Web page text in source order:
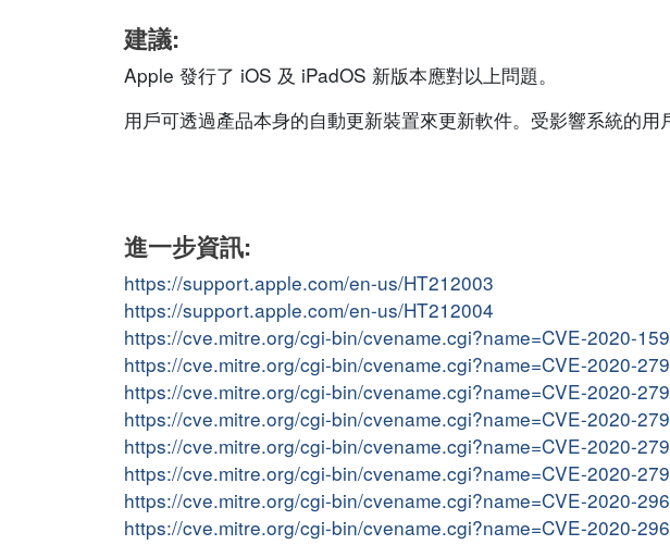
建議:
Apple 發行了 iOS 及 iPadOS 新版本應對以上問題。
用戶可透過產品本身的自動更新裝置來更新軟件。受影響系統的
進一步資訊:
https://support.apple.com/en-us/HT212003
https://support.apple.com/en-us/HT212004
https://cve.mitre.org/cgi-bin/cvename.cgi?name=CVE-2020-
https://cve.mitre.org/cgi-bin/cvename.cgi?name=CVE-2020-
https://cve.mitre.org/cgi-bin/cvename.cgi?name=CVE-2020-
https://cve.mitre.org/cgi-bin/cvename.cgi?name=CVE-2020-
https://cve.mitre.org/cgi-bin/cvename.cgi?name=CVE-2020-
https://cve.mitre.org/cgi-bin/cvename.cgi?name=CVE-2020-
https://cve.mitre.org/cgi-bin/cvename.cgi?name=CVE-2020-
https://cve.mitre.org/cgi-bin/cvename.cgi?name=CVE-2020-